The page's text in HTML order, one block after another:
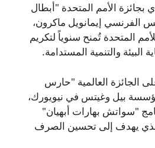
فاز مودي بجائزة الأمم المتحدة "أبطال
الفرنسي إيمانويل ماكرون،
المتحدة تُمنح سنوياً لتكريم
البيئة والتنمية المستدامة.
حصل على الجائزة العالمية "حارس
بيل وغيتس في نيويورك،
"سواتش بهارات أبهيان"
الذي يهدف إلى تحسين الصرف